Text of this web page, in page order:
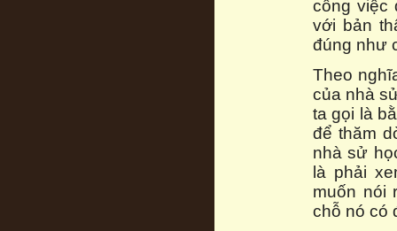
công việc
với bản
đúng như
Theo
của nhà
ta gọi là
để thăm
nhà sử
là phải
muốn nói
chỗ nó có